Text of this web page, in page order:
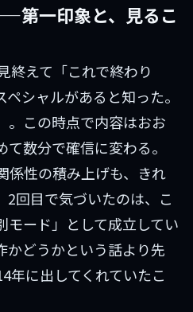
第一印象と、見るこ
終えて「これで終わり
シャルがあると知った。
。この時点で内容はおお
数分で確信に変わる。
係性の積み上げも、きれ
2回目で気づいたのは、こ
モード」として成立してい
かどうかという話より先
年に出してくれていたこ